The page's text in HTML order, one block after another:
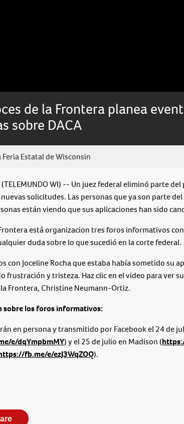
de la Frontera planea
sobre DACA
Estatal de Wisconsin
(TELEMUNDO WI) -- Un juez federal eliminó parte
solicitudes. Las personas que ya son parte
están viendo que sus aplicaciones han sido
está organizacion tres foros informativos
duda sobre lo que sucedió en la corte federal.
con Joceline Rocha que estaba había sometido su
frustración y tristeza. Haz clic en el video para ver
la Frontera, Christine Neumann-Ortiz.
sobre los foros informativos:
en persona y transmitido por Facebook el 24 de
e/dqYmpbmMY) y el 25 de julio en Madison (
fb.me/e/ezJ3WqZOQ).